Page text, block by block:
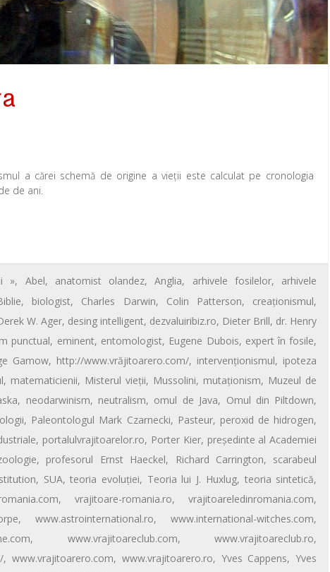
a cărei schemă de origine a vieţii este calculat pe cronologia
de ani.
», Abel, anatomist olandez,Anglia, arhivele fosilelor, arhivele
, biologist, Charles Darwin, Colin Patterson, creaţionismul,
W. Ager, desing intelligent, dezvaluiribiz.ro, Dieter Brill, dr. Henry
punctual, eminent, entomologist, Eugene Dubois, expert în fosile,
Gamow, http://www.vrăjitoarero.com/, intervenţionismul, ipoteza
, matematicienii, Misterul vieţii, Mussolini, mutaţionism, Muzeul de
, neodarwinism, neutralism, omul de Java, Omul din Piltdown,
, Paleontologul Mark Czarnecki, Pasteur, peroxid de hidrogen,
, portalulvrajitoarelor.ro, Porter Kier, preşedinte al Academiei
, profesorul Ernst Haeckel, Richard Carrington, scarabeul
, SUA,teoria evoluției, Teoria lui J. Huxlug, teoria sintetică,
, vrajitoare-romania.ro,vrajitoareledinromania.com,
,www.astrointernational.ro,www.international-witches.com,
, www.vrajitoareclub.com,www.vrajitoareclub.ro,
, www.vrajitoarero.com, www.vrajitoarero.ro, Yves Cappens,Yves